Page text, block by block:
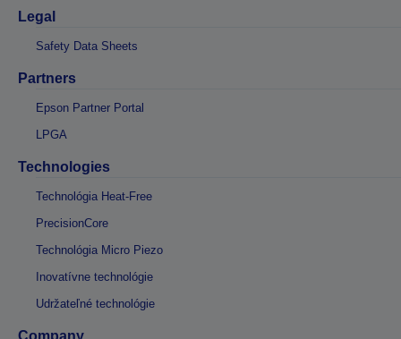
Legal
Safety Data Sheets
Partners
Epson Partner Portal
LPGA
Technologies
Technológia Heat-Free
PrecisionCore
Technológia Micro Piezo
Inovatívne technológie
Udržateľné technológie
Company